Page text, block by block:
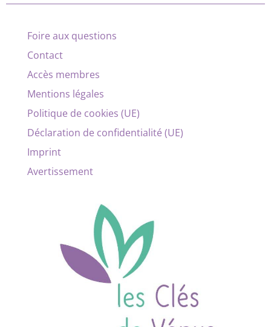
Foire aux questions
Contact
Accès membres
Mentions légales
Politique de cookies (UE)
Déclaration de confidentialité (UE)
Imprint
Avertissement